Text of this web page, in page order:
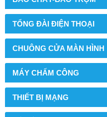
TỔNG ĐÀI ĐIỆN THOẠI
CHUÔNG CỬA MÀN HÌNH
MÁY CHẤM CÔNG
THIẾT BỊ MẠNG